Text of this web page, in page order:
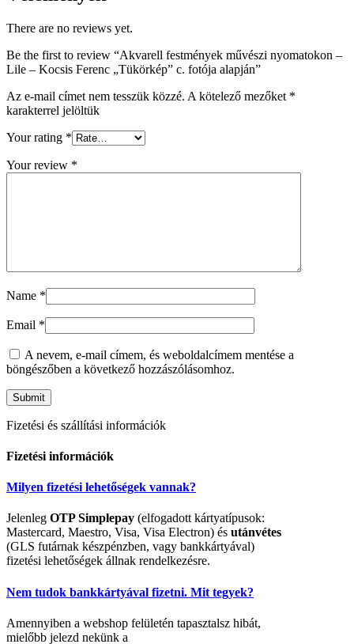
There are no reviews yet.
Be the first to review “Akvarell festmények művészi nyomatokon –
Lile – Kocsis Ferenc „Tükörkép” c. fotója alapján”
Az e-mail címet nem tesszük közzé. A kötelező mezőket *
karakterrel jelöltük
Your rating *
Your review *
Name *
Email *
A nevem, e-mail címem, és weboldalcímem mentése a
böngészőben a következő hozzászólásomhoz.
Fizetési és szállítási információk
Fizetési információk
Milyen fizetési lehetőségek vannak?
Jelenleg OTP Simplepay (elfogadott kártyatípusok:
Mastercard, Maestro, Visa, Visa Electron) és utánvétes
(GLS futárnak készpénzben, vagy bankkártyával)
fizetési lehetőségek állnak rendelkezésre.
Nem tudok bankkártyával fizetni. Mit tegyek?
Amennyiben a webshop felületén tapasztalsz hibát,
mielőbb jelezd nekünk a